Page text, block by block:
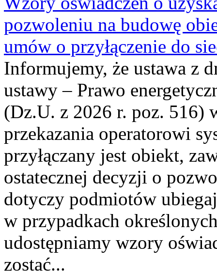
pozwoleniu na budowę
umów o przyłączenie do
Informujemy, że ustawa z
ustawy – Prawo
(Dz.U. z 2026 r. poz. 516)
przekazania operatorowi
przyłączany jest obiekt,
ostatecznej decyzji o
dotyczy podmiotów
w przypadkach
udostępniamy wzory
zostać...